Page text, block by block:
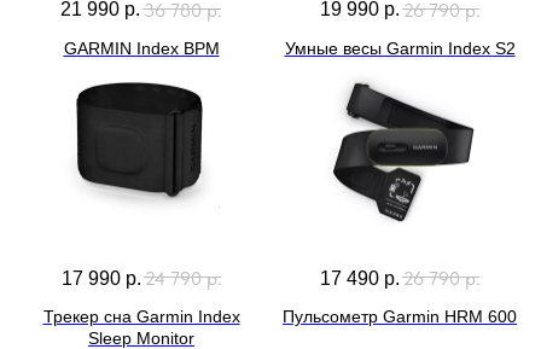
21 990 р. 36 780 р.
GARMIN Index BPM
19 990 р. 26 790 р.
Умные весы Garmin Index S2
17 990 р. 24 790 р.
Трекер сна Garmin Index
Sleep Monitor
17 490 р. 26 790 р.
Пульсометр Garmin HRM 600